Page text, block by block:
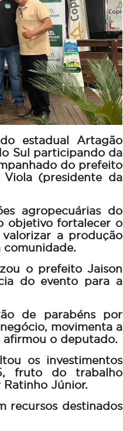
estadual Artagão
Sul participando da
do prefeito
Viola (presidente da
agropecuárias do
objetivo fortalecer o
a produção
comunidade.
o prefeito Jaison
do evento para a
de parabéns por
movimenta a
afirmou o deputado.
os investimentos
fruto do trabalho
Júnior.
recursos destinados